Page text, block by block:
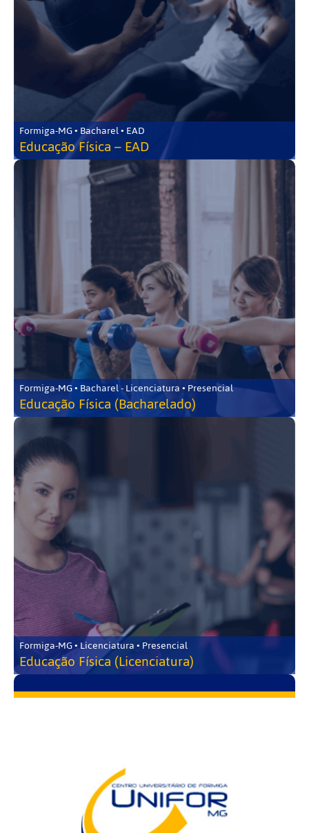
Formiga-MG • Bacharel • EAD
Educação Física – EAD
Formiga-MG • Bacharel - Licenciatura • Presencial
Educação Física (Bacharelado)
Formiga-MG • Licenciatura • Presencial
Educação Física (Licenciatura)